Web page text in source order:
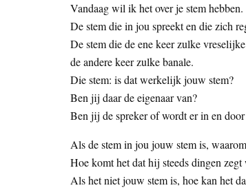
Vandaag wil ik het over je stem hebben.
De stem die in jou spreekt en die zich
De stem die de ene keer zulke
de andere keer zulke banale.
Die stem: is dat werkelijk jouw stem?
Ben jij daar de eigenaar van?
Ben jij de spreker of wordt er in en
Als de stem in jou jouw stem is,
Hoe komt het dat hij steeds dingen
Als het niet jouw stem is, hoe kan het